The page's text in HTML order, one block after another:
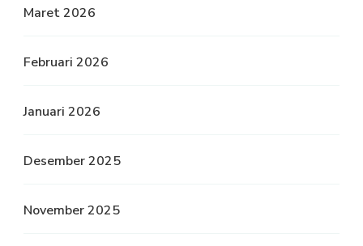
Maret 2026
Februari 2026
Januari 2026
Desember 2025
November 2025